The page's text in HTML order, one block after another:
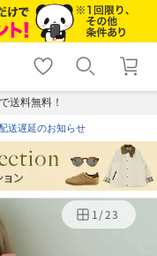
shopping_cart lock_outline
ログイン
送料無料！
送遅延のお知らせ
1/23